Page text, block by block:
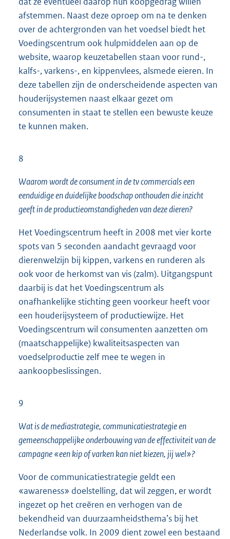
afstemmen. Naast deze oproep om na te denken
over de achtergronden van het voedsel biedt het
Voedingscentrum ook hulpmiddelen aan op de
website, waarop keuzetabellen staan voor rund-,
kalfs-, varkens-, en kippenvlees, alsmede eieren. In
deze tabellen zijn de onderscheidende aspecten van
houderijsystemen naast elkaar gezet om
consumenten in staat te stellen een bewuste keuze
te kunnen maken.
8
Waarom wordt de consument in de tv commercials een
eenduidige en duidelijke boodschap onthouden die inzicht
geeft in de productieomstandigheden van deze dieren?
Het Voedingscentrum heeft in 2008 met vier korte
spots van 5 seconden aandacht gevraagd voor
dierenwelzijn bij kippen, varkens en runderen als
ook voor de herkomst van vis (zalm). Uitgangspunt
daarbij is dat het Voedingscentrum als
onafhankelijke stichting geen voorkeur heeft voor
een houderijsysteem of productiewijze. Het
Voedingscentrum wil consumenten aanzetten om
(maatschappelijke) kwaliteitsaspecten van
voedselproductie zelf mee te wegen in
aankoopbeslissingen.
9
Wat is de mediastrategie, communicatiestrategie en
gemeenschappelijke onderbouwing van de effectiviteit van de
campagne «een kip of varken kan niet kiezen, jij wel»?
Voor de communicatiestrategie geldt een
«awareness» doelstelling, dat wil zeggen, er wordt
ingezet op het creëren en verhogen van de
bekendheid van duurzaamheidsthema’s bij het
Nederlandse volk. In 2009 dient zowel een bestaand